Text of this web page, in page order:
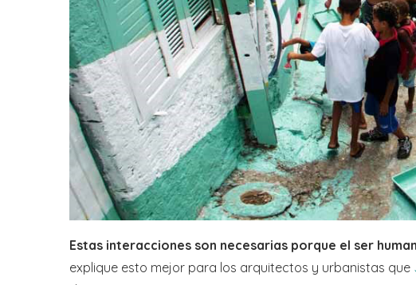
Estas interacciones son necesarias porque el ser
explique esto mejor para los arquitectos y urbanistas que